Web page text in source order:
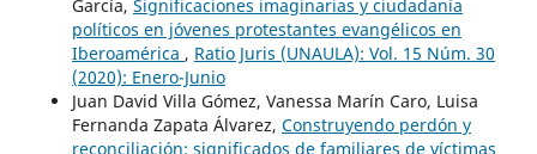
García, Significaciones imaginarias y ciudadanía
políticos en jóvenes protestantes evangélicos en
Iberoamérica , Ratio Juris (UNAULA): Vol. 15 Núm. 30
(2020): Enero-Junio
Juan David Villa Gómez, Vanessa Marín Caro, Luisa
Fernanda Zapata Álvarez, Construyendo perdón y
reconciliación: significados de familiares de víctimas